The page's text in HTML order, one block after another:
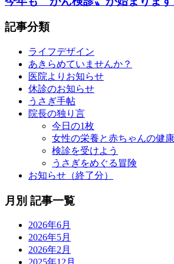
記事分類
ライフデザイン
あきらめていませんか？
医院よりお知らせ
休診のお知らせ
うさぎ手帖
院長の独り言
今日の1枚
女性の栄養と赤ちゃんの健康
検診を受けよう
うさぎをめぐる冒険
お知らせ（終了分）
月別 記事一覧
2026年6月
2026年5月
2026年2月